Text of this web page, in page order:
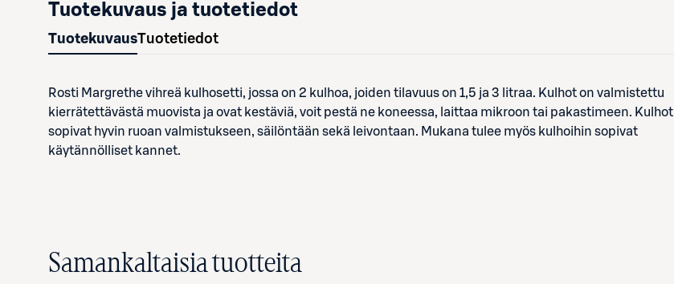
Tuotekuvaus ja tuotetiedot
TuotekuvausTuotetiedot
Rosti Margrethe vihreä kulhosetti, jossa on 2 kulhoa, joiden tilavuus on 1,5 ja 3 litraa. Kulhot on valmistettu
kierrätettävästä muovista ja ovat kestäviä, voit pestä ne koneessa, laittaa mikroon tai pakastimeen. Kulhot
sopivat hyvin ruoan valmistukseen, säilöntään sekä leivontaan. Mukana tulee myös kulhoihin sopivat
käytännölliset kannet.
Samankaltaisia tuotteita